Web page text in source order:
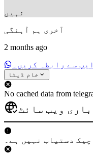
نہیں
آخری ہم آہنگی
2 months ago
سے رابطہ کریں۔
خام ڈیٹا
No cached data from
ویب سائٹ